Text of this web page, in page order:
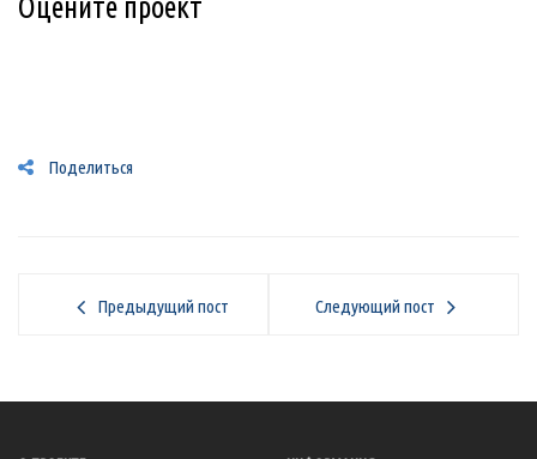
Оцените проект
Поделиться
Предыдущий пост Следующий пост